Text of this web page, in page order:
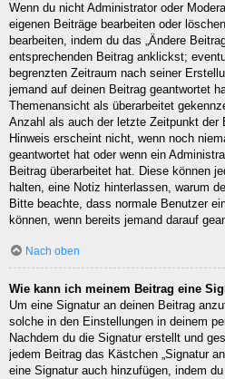
Wenn du nicht Administrator oder
eigenen Beiträge bearbeiten oder
bearbeiten, indem du das „Ändere
entsprechenden Beitrag anklickst;
begrenzten Zeitraum nach seiner
jemand auf deinen Beitrag geantwortet
Themenansicht als überarbeitet
Anzahl als auch der letzte Zeitpunkt der
Hinweis erscheint nicht, wenn noch
geantwortet hat oder wenn ein
Beitrag überarbeitet hat. Diese können
halten, eine Notiz hinterlassen, warum
Bitte beachte, dass normale Benutzer
können, wenn bereits jemand darauf
Nach oben
Wie kann ich meinem Beitrag eine
Um eine Signatur an deinen Beitrag
solche in den Einstellungen in deinem
Nachdem du die Signatur erstellt und
jedem Beitrag das Kästchen „Signatur
eine Signatur auch hinzufügen, indem